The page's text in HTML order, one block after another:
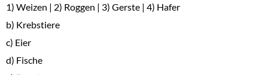
1) Weizen | 2) Roggen | 3) Gerste | 4) Hafer
b) Krebstiere
c) Eier
d) Fische